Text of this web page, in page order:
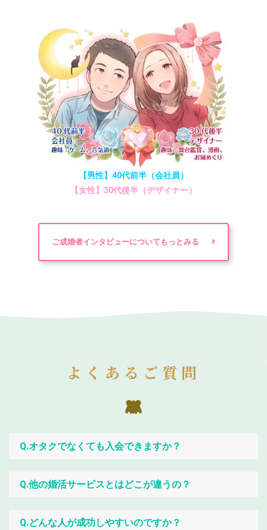
【男性】40代前半（会社員）
【女性】30代後半（デザイナー）
ご成婚者インタビューについてもっとみる
よくあるご質問
Q.オタクでなくても入会できますか？
Q.他の婚活サービスとはどこが違うの？
Q.どんな人が成功しやすいのですか？